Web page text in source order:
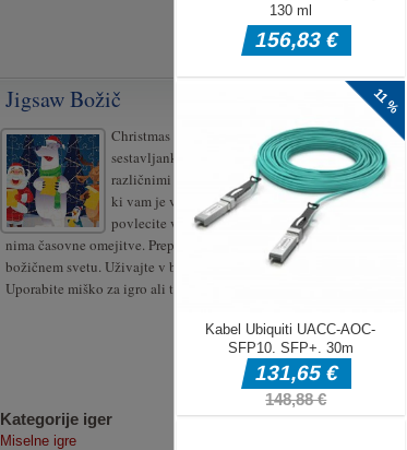
Jigsaw Božič
Christmas Carols Jigsaw je zanimiva igra
sestavljanke o božiču! Izbirate lahko med
različnimi težavami v igri, kliknite sliko,
ki vam je všeč in začnite igro. Kose
povlecite v svojem pravem položaju. Igra
nima časovne omejitve. Preprosto se sprostite in uživajte v
božičnem svetu. Uživajte v božični sestavljanki!
Uporabite miško za igro ali tapnite po zaslonu
Kategorije iger
Miselne igre